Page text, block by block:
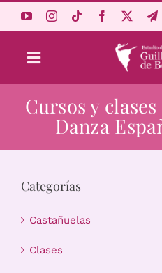
Toggle
Navigation
Cursos y
Danza
Categorías
Castañuelas
Clases